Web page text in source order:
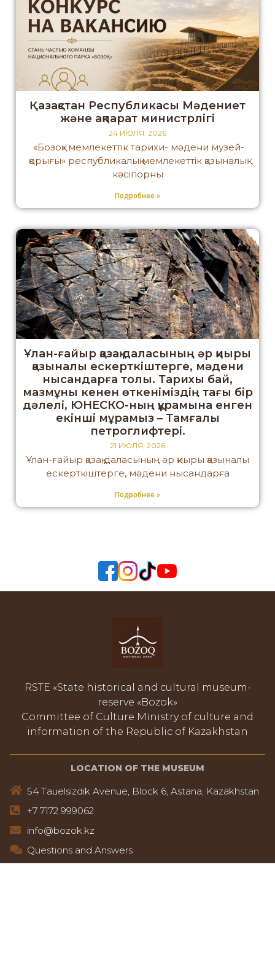
Қазақстан Республикасы Мәдениет
және ақпарат министрлігі
24 ИЮЛЯ, 2026
«Бозоқ» мемлекеттік тарихи- мәдени музей-
қорығы» республикалық мемлекеттік қазыналық
кәсіпорны
Подробнее »
Ұлан-ғайыр қазақ даласының әр қиыры
қазыналы ескерткіштерге, мәдени
нысандарға толы. Тарихы бай,
мазмұны кенен өткеніміздің тағы бір
дәлелі, ЮНЕСКО-ның құрамына енген
екінші мұрамыз – Тамғалы
петроглифтері.
21 ИЮЛЯ, 2026
Ұлан-ғайыр қазақ даласының әр қиыры қазыналы
ескерткіштерге, мәдени нысандарға
Подробнее »
RSTE «State historical and cultural museum-
reserve «Bozok»
Committee of Culture Ministry of culture and
information of the Republic of Kazakhstan
LOCATION OF THE MUSEUM
54 Tauelsizdik Avenue, Block 6, Astana, Kazakhstan
+7 7172 999062
info@bozok.kz
Questions and Answers